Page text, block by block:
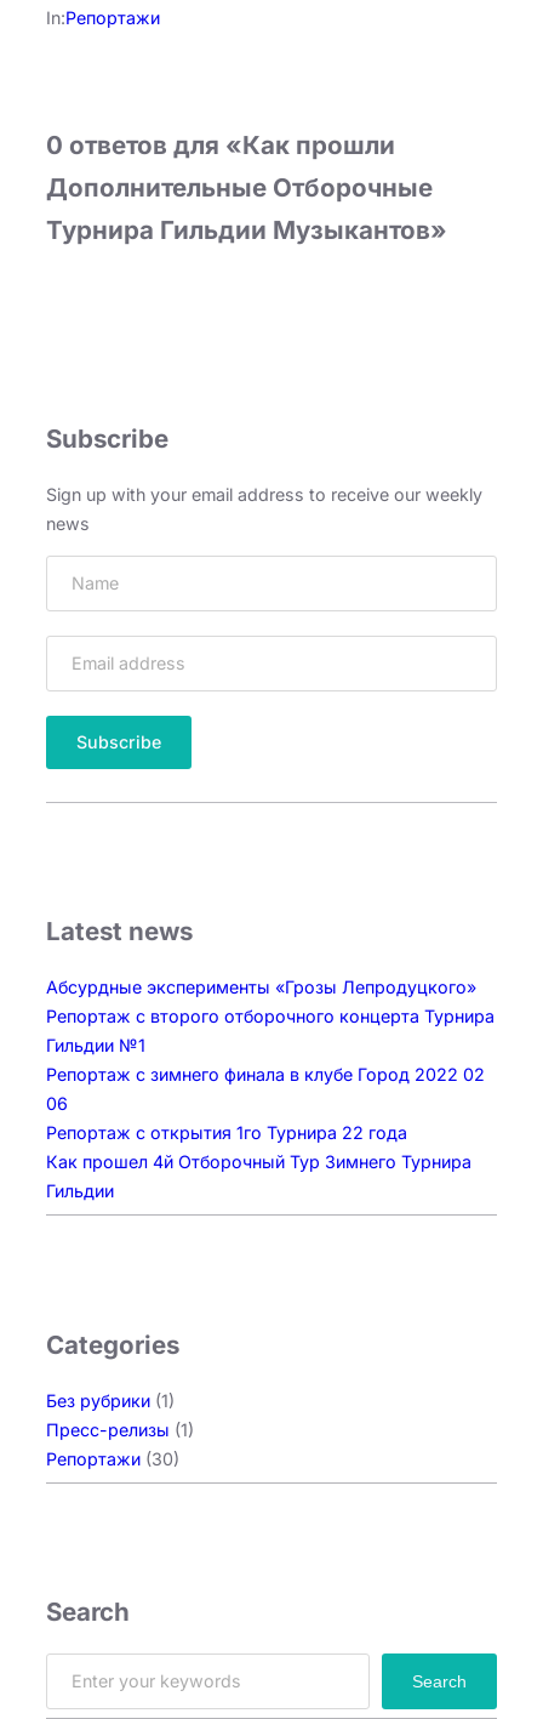
In:Репортажи
0 ответов для «Как прошли
Дополнительные Отборочные
Турнира Гильдии Музыкантов»
Subscribe
Sign up with your email address to receive our weekly
news
Latest news
Абсурдные эксперименты «Грозы Лепродуцкого»
Репортаж с второго отборочного концерта Турнира
Гильдии №1
Репортаж с зимнего финала в клубе Город 2022 02
06
Репортаж с открытия 1го Турнира 22 года
Как прошел 4й Отборочный Тур Зимнего Турнира
Гильдии
Categories
Без рубрики (1)
Пресс-релизы (1)
Репортажи (30)
Search
Search